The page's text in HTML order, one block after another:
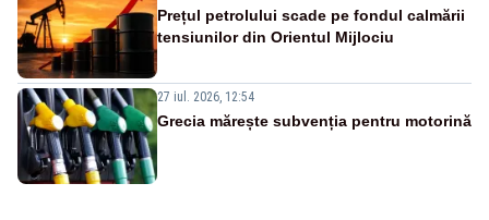
Prețul petrolului scade pe fondul calmării
tensiunilor din Orientul Mijlociu
27 iul. 2026, 12:54
Grecia mărește subvenția pentru motorină